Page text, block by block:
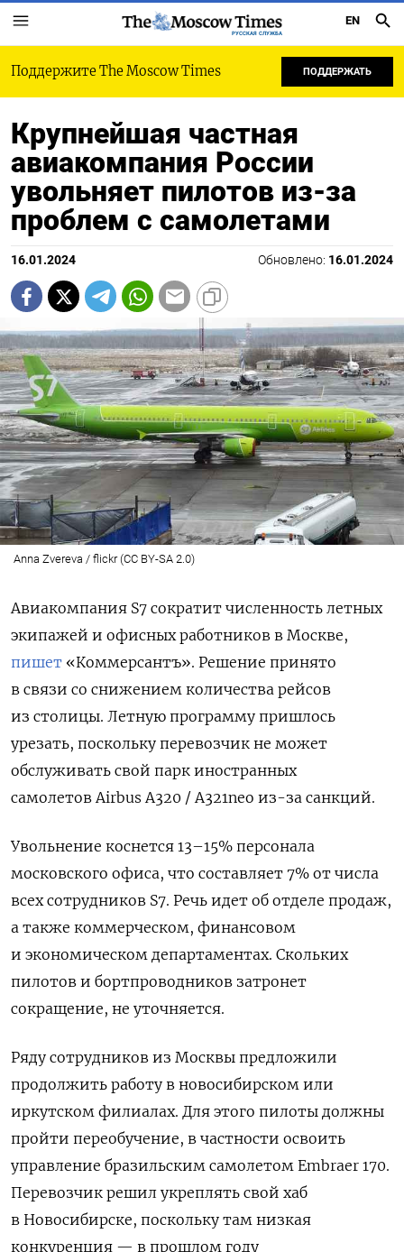
РУССКАЯ СЛУЖБА
EN
Поддержите The Moscow Times ПОДДЕРЖАТЬ
Крупнейшая частная
авиакомпания России
увольняет пилотов из-за
проблем с самолетами
16.01.2024 Обновлено: 16.01.2024
Anna Zvereva / flickr (CC BY-SA 2.0)
Авиакомпания S7 сократит численность летных
экипажей и офисных работников в Москве,
пишет «Коммерсантъ». Решение принято
в связи со снижением количества рейсов
из столицы. Летную программу пришлось
урезать, поскольку перевозчик не может
обслуживать свой парк иностранных
самолетов Airbus A320 / А321neo из-за санкций.
Увольнение коснется 13–15% персонала
московского офиса, что составляет 7% от числа
всех сотрудников S7. Речь идет об отделе продаж,
а также коммерческом, финансовом
и экономическом департаментах. Скольких
пилотов и бортпроводников затронет
сокращение, не уточняется.
Ряду сотрудников из Москвы предложили
продолжить работу в новосибирском или
иркутском филиалах. Для этого пилоты должны
пройти переобучение, в частности освоить
управление бразильским самолетом Embraer 170.
Перевозчик решил укреплять свой хаб
в Новосибирске, поскольку там низкая
конкуренция — в прошлом году